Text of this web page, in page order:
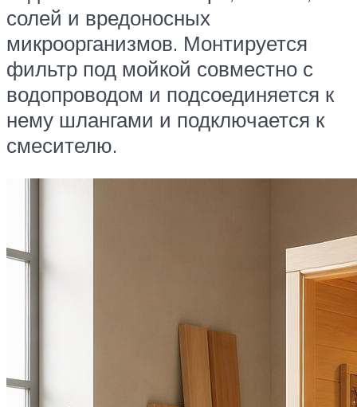
солей и вредоносных
микроорганизмов. Монтируется
фильтр под мойкой совместно с
водопроводом и подсоединяется к
нему шлангами и подключается к
смесителю.